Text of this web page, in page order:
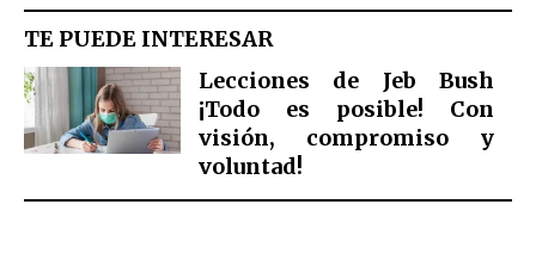
TE PUEDE INTERESAR
Lecciones de Jeb Bush
¡Todo es posible! Con
visión, compromiso y
voluntad!